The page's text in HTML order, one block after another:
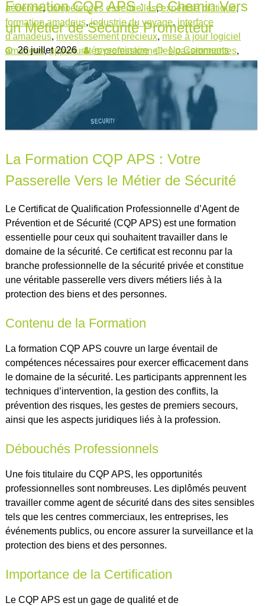
aérienne,compétences essentielles,expertise pratique,
formation amadeus,industrie du voyage, interface
d'amadeus, investissement précieux, mise à jour logiciel
amadeus,opportunités professionnelles passionnantes,
pratique régulière,réservation service client,système
informatique
Formation CQP APS : Le Chemin Vers
un Métier de Sécurité Prometteur
26 juillet 2026 myseminaire No Comments
La Formation CQP APS : Votre
Passerelle Vers le Métier de Sécurité
Le Certificat de Qualification Professionnelle d’Agent de
Prévention et de Sécurité (CQP APS) est une formation
essentielle pour ceux qui souhaitent travailler dans le
domaine de la sécurité. Ce certificat est reconnu par la
branche professionnelle de la sécurité privée et constitue
une véritable passerelle vers divers métiers liés à la
protection des biens et des personnes.
Contenu de la Formation
La formation CQP APS couvre un large éventail de
compétences nécessaires pour exercer efficacement dans
le domaine de la sécurité. Les participants apprennent les
techniques d’intervention, la gestion des conflits, la
prévention des risques, les gestes de premiers secours,
ainsi que les aspects juridiques liés à la profession.
Débouchés Professionnels
Une fois titulaire du CQP APS, les opportunités
professionnelles sont nombreuses. Les diplômés peuvent
travailler comme agent de sécurité dans des sites sensibles
tels que les centres commerciaux, les entreprises, les
événements publics, ou encore assurer la surveillance et la
protection des biens et des personnes.
Importance de la Certification
Le CQP APS est un gage de qualité et de